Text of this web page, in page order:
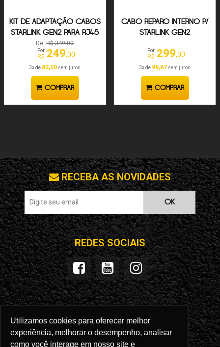
Utilizamos cookies para oferecer melhor
experiência, melhorar o desempenho, analisar
como você interage em nosso site e
KIT DE ADAPTAÇÃO CABOS
STARLINK GEN2 PARA RJ45
(1 UN. POSTE PARA RJ45
IP67 + 1 UN.
RJ45>ROTEADOR G2)
De:R$ 349.00
Por
R$ 249,00
3x de 83,00 sem juros
COMPRAR
CABO REPARO INTERNO P/
STARLINK GEN2
Por
R$ 299,00
3x de 99,67 sem juros
COMPRAR
RECEBA AS NOVIDADES
OK
REDES SOCIAIS
SEGURANÇA LOJA VIRTUAL